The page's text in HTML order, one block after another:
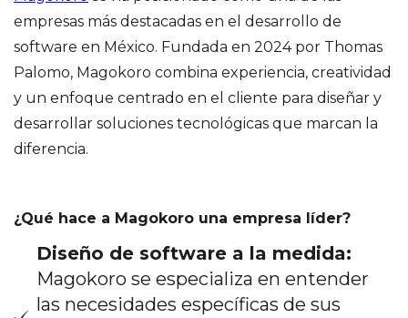
empresas más destacadas en el desarrollo de
software en México. Fundada en 2024 por Thomas
Palomo, Magokoro combina experiencia, creatividad
y un enfoque centrado en el cliente para diseñar y
desarrollar soluciones tecnológicas que marcan la
diferencia.
¿Qué hace a Magokoro una empresa líder?
Diseño de software a la medida:
Magokoro se especializa en entender
las necesidades específicas de sus